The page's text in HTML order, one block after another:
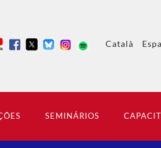
Català
SEMINÁRIOS